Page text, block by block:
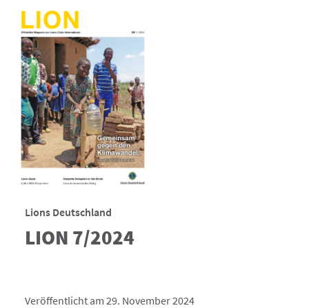
Lions Deutschland
LION 7/2024
Veröffentlicht am 29. November 2024